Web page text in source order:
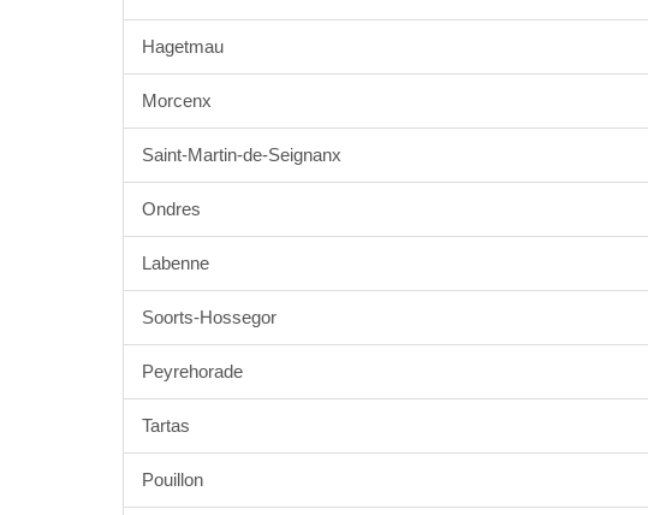
Hagetmau
Morcenx
Saint-Martin-de-Seignanx
Ondres
Labenne
Soorts-Hossegor
Peyrehorade
Tartas
Pouillon